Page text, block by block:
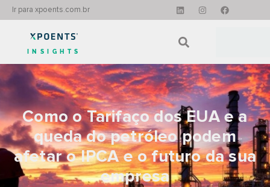
Ir para xpoents.com.br
INSIGHTS
Como o Tarifaço dos EUA e a
queda do petróleo podem
afetar o IPCA e o futuro da sua
empresa